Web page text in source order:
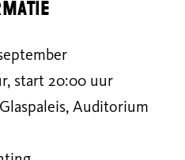
start 20:00 uur
Auditorium